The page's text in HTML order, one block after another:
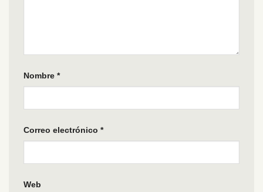
Nombre *
Correo electrónico *
Web